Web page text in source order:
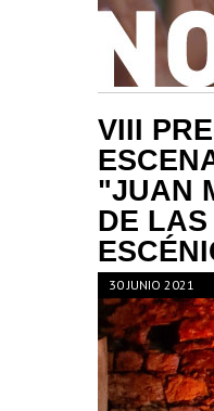
VIII
"JUAN
DE
30 JUNIO 2021